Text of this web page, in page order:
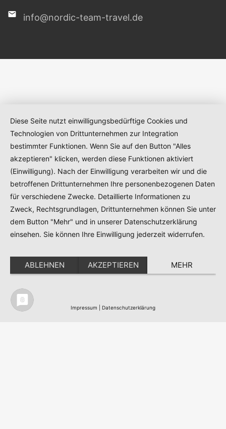
info@nordic-team-travel.de
Diese Seite nutzt einwilligungsbedürftige Cookies und
Technologien von Drittunternehmen zur Integration
bestimmter Funktionen. Wenn Sie auf den Button "Alles
akzeptieren" klicken, werden diese Funktionen aktiviert
(Einwilligung). Nach der Einwilligung verarbeiten wir und die
betroffenen Drittunternehmen Ihre personenbezogenen Daten
für verschiedene Zwecke. Detaillierte Informationen zu
Zweck, Rechtsgrundlagen, Drittunternehmen können Sie unter
dem Button "Mehr" und in unserer Datenschutzerklärung
einsehen. Sie können Ihre Einwilligung jederzeit widerrufen.
ABLEHNEN AKZEPTIEREN MEHR
Impressum Datenschutzerklärung